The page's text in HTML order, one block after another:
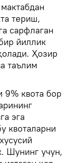
териш,
сарфлаган
йиллик
Ҳозир
таълим
9% квота бор
эга
квоталарни
Шунинг учун,